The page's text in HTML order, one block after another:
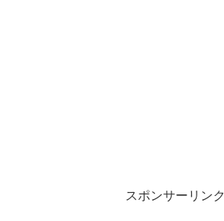
スポンサーリンク